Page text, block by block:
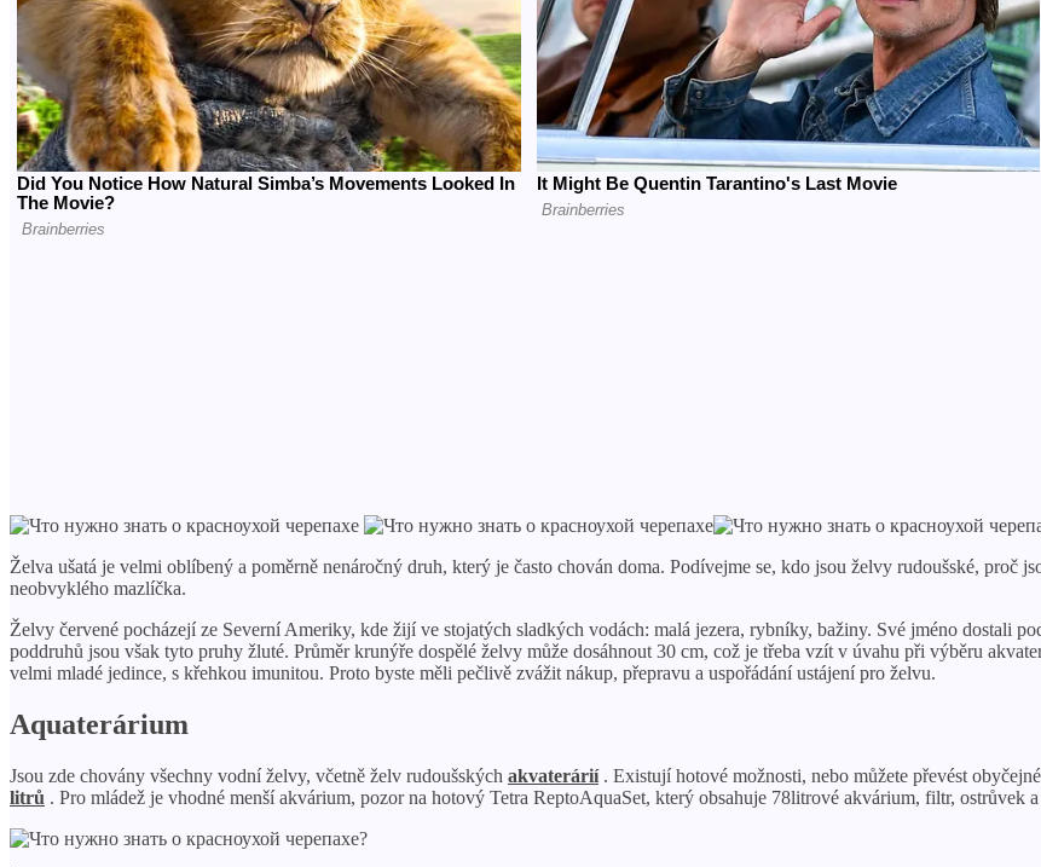
Želva ušatá je velmi oblíbený a poměrně nenáročný druh, který je často chován doma. Podívejme se, kdo jsou želvy rudoušské, proč
neobvyklého mazlíčka.
Želvy červené pocházejí ze Severní Ameriky, kde žijí ve stojatých sladkých vodách: malá jezera, rybníky, bažiny. Své jméno dostali
poddruhů jsou však tyto pruhy žluté. Průměr krunýře dospělé želvy může dosáhnout 30 cm, což je třeba vzít v úvahu při výběru
velmi mladé jedince, s křehkou imunitou. Proto byste měli pečlivě zvážit nákup, přepravu a uspořádání ustájení pro želvu.
Aquaterárium
Jsou zde chovány všechny vodní želvy, včetně želv rudoušských akvaterárií . Existují hotové možnosti, nebo můžete převést
litrů . Pro mládež je vhodné menší akvárium, pozor na hotový Tetra ReptoAquaSet, který obsahuje 78litrové akvárium, filtr, ostrůvek